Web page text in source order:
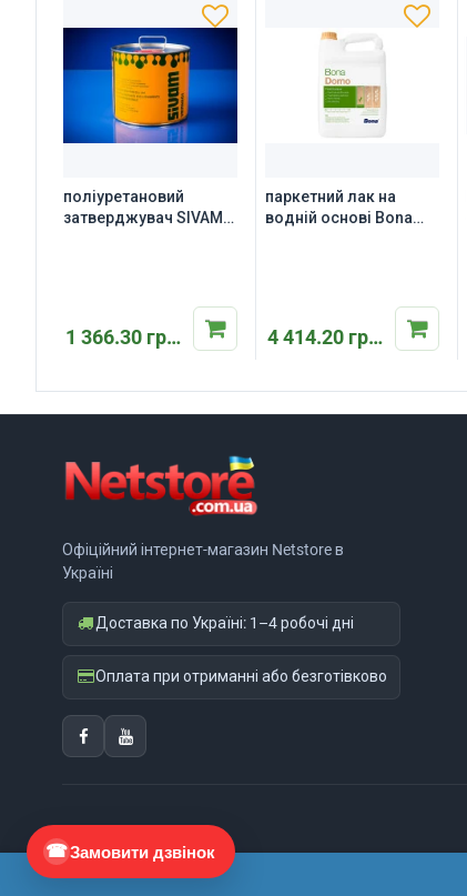
поліуретановий
затверджувач SIVAM
1 366.30 грн.
паркетний лак на
водній основі Bonа
4 414.20 грн.
Офіційний інтернет-магазин Netstore в
Україні
Доставка по Україні: 1–4 робочі дні
Оплата при отриманні або безготівково
Замовити дзвінок